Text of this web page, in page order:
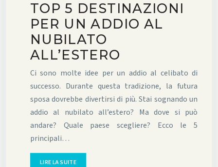
TOP 5 DESTINAZIONI
PER UN ADDIO AL
NUBILATO
ALL’ESTERO
Ci sono molte idee per un addio al celibato di
successo. Durante questa tradizione, la futura
sposa dovrebbe divertirsi di più. Stai sognando un
addio al nubilato all’estero? Ma dove si può
andare? Quale paese scegliere? Ecco le 5
principali…
LIRE LA SUITE